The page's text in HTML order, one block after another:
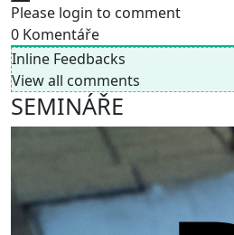
Please login to comment
0 Komentáře
Inline Feedbacks
View all comments
SEMINÁŘE